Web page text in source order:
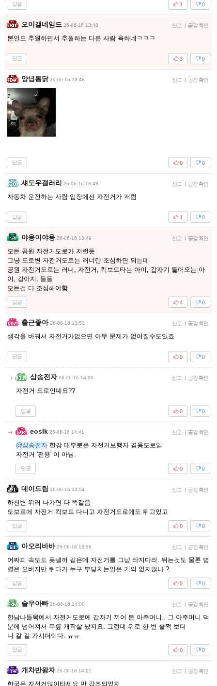
답글 0
1
오이갤네임드 26-06-16 13:48 신고 | 공감 확인
본인도 추월하면서 추월하는 다른 사람 욕하네ㅋㅋㅋ
답글 0
3
양념통닭 26-06-16 13:48 신고 | 공감 확인
답글 0
0
섀도우갤러리 26-06-16 13:48 신고 | 공감 확인
자동차 운전하는 사람 입장에선 자전거가 저럼
답글 0
1
야옹이야옹 26-06-16 13:49 신고 | 공감 확인
모든 공원 자전거도로가 저런듯
그냥 도로변 자전거도로는 러너만 조심하면 되는데
공원 자전거도로는 러너, 자전거, 킥보드타는 아이, 갑자기 들어오는 아
이, 강아지, 등등
모든걸 다 조심해야함
답글 0
4
출근좋아 26-06-16 13:52 신고 | 공감 확인
생각을 바꿔서 자전거가없으면 아무 문제가 없어질수도있죠
답글 0
0
삼송전자 26-06-16 14:00 신고 | 공감 확인
자전거 도로인데요??
답글 0
0
eoslk 26-06-16 14:41 신고 | 공감 확인
@삼송전자 한강 대부분은 자전거보행자 겸용도로임
자전거 '전용' 이 아님.
답글 0
0
데이드림 26-06-16 13:54 신고 | 공감 확인
하천변 뛰러 나가면 다 똑같음
도보로에 자전거 킥보드 다니고 자전거도로에도 뛰고있고
답글 0
0
아오리바바 26-06-16 13:56 신고 | 공감 확인
어짜피 속도도 못낼꺼 같은데 자전거를 그냥 타지마라. 뛰는것도 물론 병
렬은 오버지만 뛰다가 누구 부딪치는일은 거의 없지않나 ?
답글 0
0
슬우아빠 26-06-16 14:00 신고 | 공감 확인
한남나들목에서 자전거도로에 갑자기 끼어 든 아주머니.. 그 아주머니 덕
분에 넘어져서 무릎 개작살 났지요. 그런데 뒤로 한 번 슬쩍 보더
니 갈 길 가시더이다. ㅠㅠ
답글 0
0
개차반왕자 26-06-16 14:01 신고 | 공감 확인
한국은 자전거많이타세요 만 강조되었지